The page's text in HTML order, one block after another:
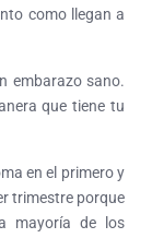
como llegan a
embarazo sano.
que tiene tu
en el primero y
trimestre porque
mayoría de los